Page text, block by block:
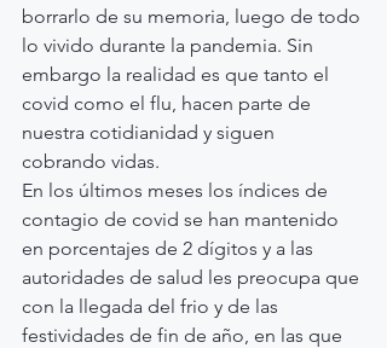
borrarlo de su memoria, luego de todo
lo vivido durante la pandemia. Sin
embargo la realidad es que tanto el
covid como el flu, hacen parte de
nuestra cotidianidad y siguen
cobrando vidas.
En los últimos meses los índices de
contagio de covid se han mantenido
en porcentajes de 2 dígitos y a las
autoridades de salud les preocupa que
con la llegada del frio y de las
festividades de fin de año, en las que